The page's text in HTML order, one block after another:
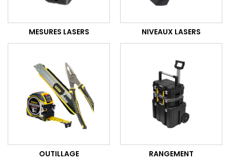
MESURES LASERS NIVEAUX LASERS
OUTILLAGE RANGEMENT